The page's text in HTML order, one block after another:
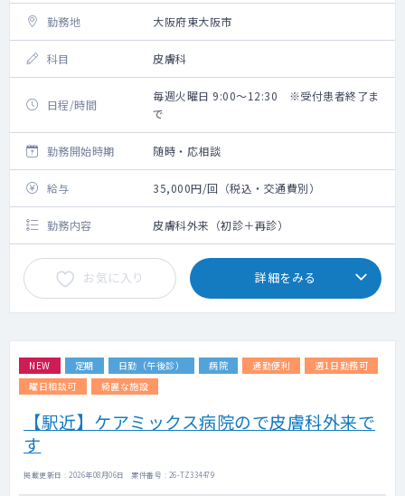
勤務地 大阪府東大阪市
科目 皮膚科
日程/時間
毎週火曜日 9:00～12:30 ※受付患者終了ま
で
勤務開始時期 随時・応相談
給与 35,000円/回（税込・交通費別）
勤務内容 皮膚科外来（初診＋再診）
お気に入り 詳細をみる
NEW 定期 日勤（午後診） 病院 通勤便利
週1日勤務可
曜日相談可
綺麗な施設
【駅近】ケアミックス病院ので皮膚科外来で
す
掲載更新日 : 2026年08月06日 案件番号 : 26-TZ334479